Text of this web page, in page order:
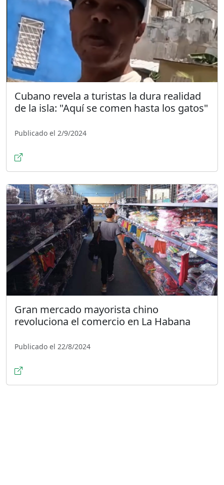
Cubano revela a turistas la dura realidad
de la isla: "Aquí se comen hasta los gatos"
Publicado el 2/9/2024
Gran mercado mayorista chino
revoluciona el comercio en La Habana
Publicado el 22/8/2024